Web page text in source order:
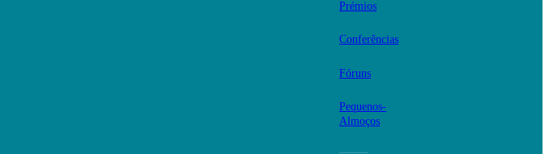
Prémios
Conferências
Fóruns
Pequenos-
Almoços